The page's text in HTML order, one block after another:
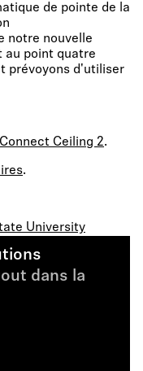
de pointe de la
notre nouvelle
au point quatre
prévoyons d'utiliser
Ceiling 2.
.
University
dans la